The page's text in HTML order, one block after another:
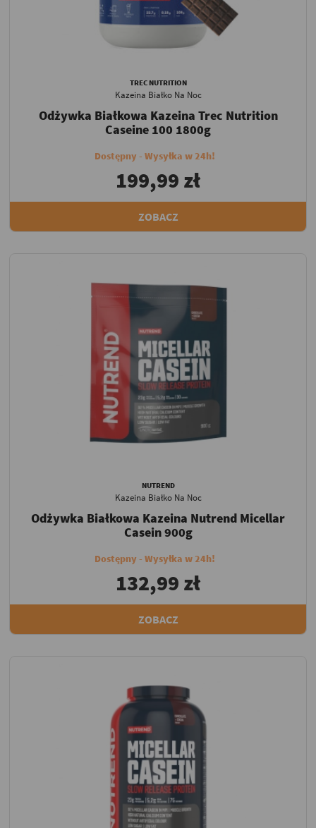
TREC NUTRITION
Kazeina Białko Na Noc
Odżywka Białkowa Kazeina Trec Nutrition
Caseine 100 1800g
Dostępny - Wysyłka w 24h!
199,99 zł
ZOBACZ
NUTREND
Kazeina Białko Na Noc
Odżywka Białkowa Kazeina Nutrend Micellar
Casein 900g
Dostępny - Wysyłka w 24h!
132,99 zł
ZOBACZ